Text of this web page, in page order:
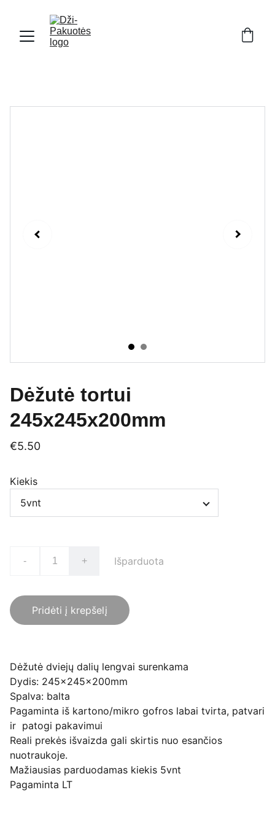
Dėžutė tortui
245x245x200mm
€5.50
Kiekis
- + Išparduota
Pridėti į krepšelį
Dėžutė dviejų dalių lengvai surenkama
Dydis: 245x245x200mm
Spalva: balta
Pagaminta iš kartono/mikro gofros labai tvirta, patvari
ir patogi pakavimui
Reali prekės išvaizda gali skirtis nuo esančios
nuotraukoje.
Mažiausias parduodamas kiekis 5vnt
Pagaminta LT